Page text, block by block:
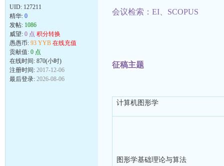
UID: 127211
精华: 0
发帖: 1086
威望: 0 点 积分转换
愚愚币: 93 YYB 在线充值
贡献值: 0 点
在线时间: 870(小时)
注册时间: 2017-12-06
最后登录: 2026-08-06
会议检索：EI、SCOPUS
征稿主题
计算机图形学
图形学基础理论与算法